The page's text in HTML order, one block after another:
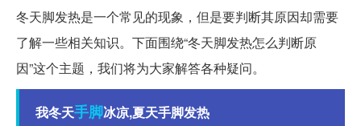
冬天脚发热是一个常见的现象，但是要判断其原因却需要
了解一些相关知识。下面围绕“冬天脚发热怎么判断原
因”这个主题，我们将为大家解答各种疑问。
我冬天手脚冰凉,夏天手脚发热